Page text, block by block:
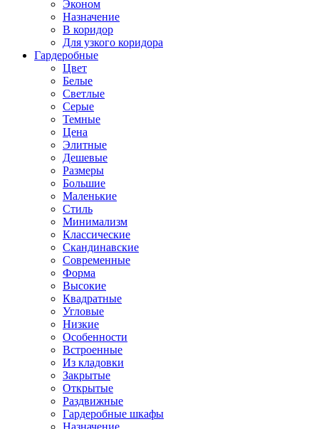
Эконом
Назначение
В коридор
Для узкого коридора
Гардеробные
Цвет
Белые
Светлые
Серые
Темные
Цена
Элитные
Дешевые
Размеры
Большие
Маленькие
Стиль
Минимализм
Классические
Скандинавские
Современные
Форма
Высокие
Квадратные
Угловые
Низкие
Особенности
Встроенные
Из кладовки
Закрытые
Открытые
Раздвижные
Гардеробные шкафы
Назначение